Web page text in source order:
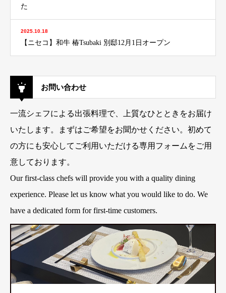
た
2025.10.18
【ニセコ】和牛 椿Tsubaki 別邸12月1日オープン
お問い合わせ
一流シェフによる出張料理で、上質なひとときをお届け
いたします。まずはご希望をお聞かせください。初めて
の方にも安心してご利用いただける専用フォームをご用
意しております。
Our first-class chefs will provide you with a quality dining
experience. Please let us know what you would like to do. We
have a dedicated form for first-time customers.